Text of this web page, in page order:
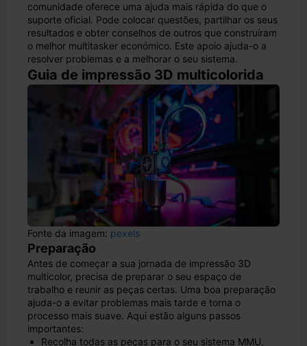
comunidade oferece uma ajuda mais rápida do que o
suporte oficial. Pode colocar questões, partilhar os seus
resultados e obter conselhos de outros que construíram
o melhor multitasker económico. Este apoio ajuda-o a
resolver problemas e a melhorar o seu sistema.
Guia de impressão 3D multicolorida
Fonte da imagem: pexels
Preparação
Antes de começar a sua jornada de impressão 3D
multicolor, precisa de preparar o seu espaço de
trabalho e reunir as peças certas. Uma boa preparação
ajuda-o a evitar problemas mais tarde e torna o
processo mais suave. Aqui estão alguns passos
importantes:
Recolha todas as peças para o seu sistema MMU,